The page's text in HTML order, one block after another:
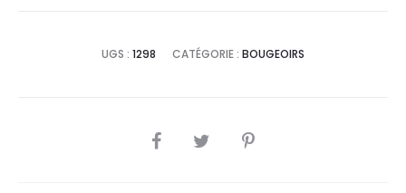
UGS : 1298 CATÉGORIE : BOUGEOIRS
SHARE